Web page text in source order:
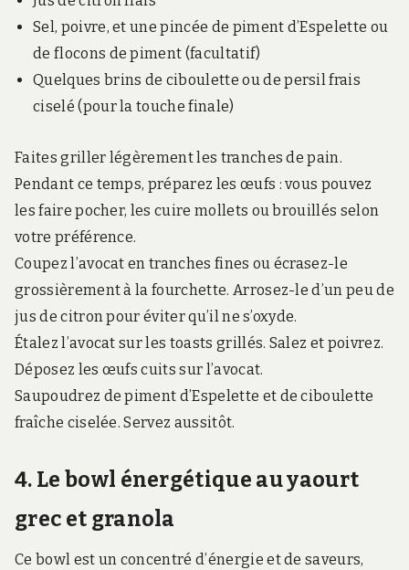
Sel, poivre, et une pincée de piment d’Espelette ou
de flocons de piment (facultatif)
Quelques brins de ciboulette ou de persil frais
ciselé (pour la touche finale)
Faites griller légèrement les tranches de pain.
Pendant ce temps, préparez les œufs : vous pouvez
les faire pocher, les cuire mollets ou brouillés selon
votre préférence.
Coupez l’avocat en tranches fines ou écrasez-le
grossièrement à la fourchette. Arrosez-le d’un peu de
jus de citron pour éviter qu’il ne s’oxyde.
Étalez l’avocat sur les toasts grillés. Salez et poivrez.
Déposez les œufs cuits sur l’avocat.
Saupoudrez de piment d’Espelette et de ciboulette
fraîche ciselée. Servez aussitôt.
4. Le bowl énergétique au yaourt
grec et granola
Ce bowl est un concentré d’énergie et de saveurs,